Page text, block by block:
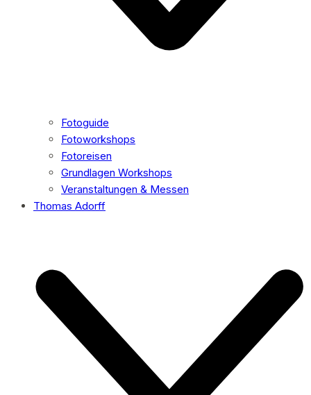
Fotoguide
Fotoworkshops
Fotoreisen
Grundlagen Workshops
Veranstaltungen & Messen
Thomas Adorff